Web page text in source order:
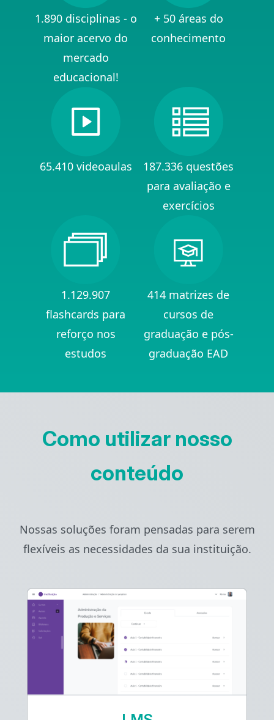
1.890 disciplinas - o
maior acervo do
mercado
educacional!
+ 50 áreas do
conhecimento
65.410 videoaulas
187.336 questões
para avaliação e
exercícios
1.129.907
flashcards para
reforço nos
estudos
414 matrizes de
cursos de
graduação e pós-
graduação EAD
Como utilizar nosso
conteúdo
Nossas soluções foram pensadas para serem
flexíveis as necessidades da sua instituição.